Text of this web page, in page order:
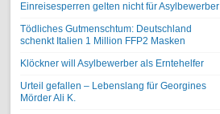
Einreisesperren gelten nicht für Asylbewerber
Tödliches Gutmenschtum: Deutschland
schenkt Italien 1 Million FFP2 Masken
Klöckner will Asylbewerber als Erntehelfer
Urteil gefallen – Lebenslang für Georgines
Mörder Ali K.